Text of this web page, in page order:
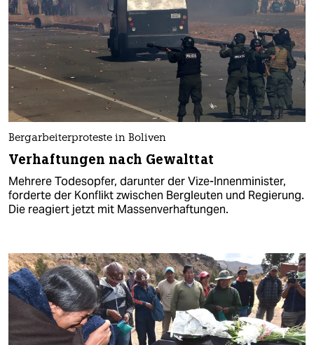
Bergarbeiterproteste in Boliven
Verhaftungen nach Gewalttat
Mehrere Todesopfer, darunter der Vize-Innenminister,
forderte der Konflikt zwischen Bergleuten und Regierung.
Die reagiert jetzt mit Massenverhaftungen.